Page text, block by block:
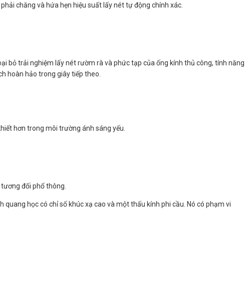
chăng và hứa hẹn hiệu suất lấy nét tự động chính xác.
bỏ trải nghiệm lấy nét rườm rà và phức tạp của ống kính thủ công, tính năng
hoàn hảo trong giây tiếp theo.
hơn trong môi trường ánh sáng yếu.
đối phổ thông.
học có chỉ số khúc xạ cao và một thấu kính phi cầu. Nó có phạm vi